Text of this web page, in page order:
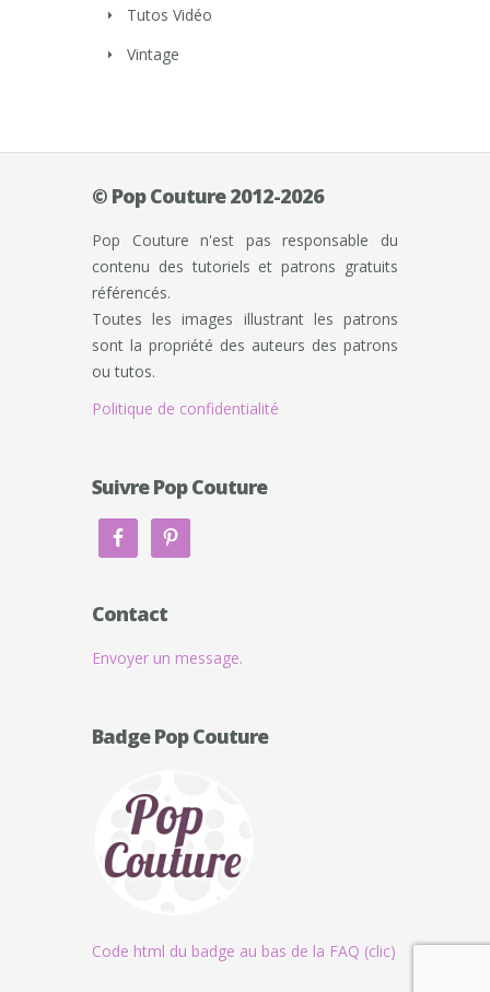
Tutos Vidéo
Vintage
© Pop Couture 2012-2026
Pop Couture n'est pas responsable du
contenu des tutoriels et patrons gratuits
référencés.
Toutes les images illustrant les patrons
sont la propriété des auteurs des patrons
ou tutos.
Politique de confidentialité
Suivre Pop Couture
Contact
Envoyer un message.
Badge Pop Couture
Code html du badge au bas de la FAQ (clic)